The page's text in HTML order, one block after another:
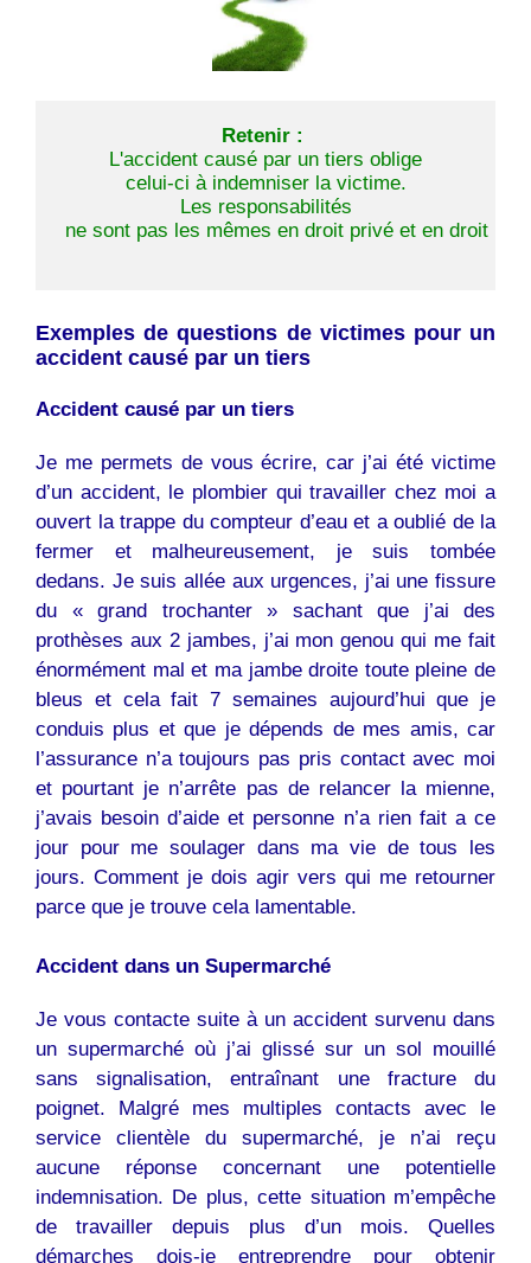
Retenir :
L'accident causé par un tiers oblige
celui-ci à indemniser la victime.
Les responsabilités
ne sont pas les mêmes en droit privé et en droit
Exemples de questions de victimes pour un
accident causé par un tiers
Accident causé par un tiers
Je me permets de vous écrire, car j’ai été victime
d’un accident, le plombier qui travailler chez moi a
ouvert la trappe du compteur d’eau et a oublié de la
fermer et malheureusement, je suis tombée
dedans. Je suis allée aux urgences, j’ai une fissure
du « grand trochanter » sachant que j’ai des
prothèses aux 2 jambes, j’ai mon genou qui me fait
énormément mal et ma jambe droite toute pleine de
bleus et cela fait 7 semaines aujourd’hui que je
conduis plus et que je dépends de mes amis, car
l’assurance n’a toujours pas pris contact avec moi
et pourtant je n’arrête pas de relancer la mienne,
j’avais besoin d’aide et personne n’a rien fait a ce
jour pour me soulager dans ma vie de tous les
jours. Comment je dois agir vers qui me retourner
parce que je trouve cela lamentable.
Accident dans un Supermarché
Je vous contacte suite à un accident survenu dans
un supermarché où j’ai glissé sur un sol mouillé
sans signalisation, entraînant une fracture du
poignet. Malgré mes multiples contacts avec le
service clientèle du supermarché, je n’ai reçu
aucune réponse concernant une potentielle
indemnisation. De plus, cette situation m’empêche
de travailler depuis plus d’un mois. Quelles
démarches dois-je entreprendre pour obtenir